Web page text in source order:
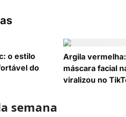
o estilo
do
Argila
máscara facial
viralizou no
semana